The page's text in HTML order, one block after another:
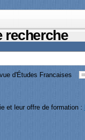
recherche
d'Études Francaises
et leur offre de formation :